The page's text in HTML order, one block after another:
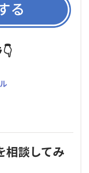
談してみ